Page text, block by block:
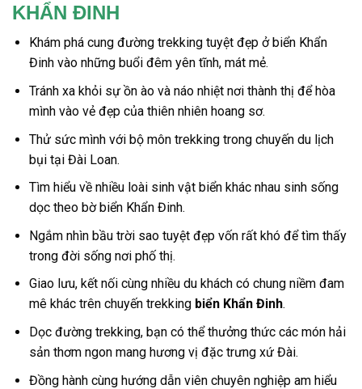
KHẨN ĐINH
Khám phá cung đường trekking tuyệt đẹp ở biển Khẩn
Đinh vào những buổi đêm yên tĩnh, mát mẻ.
Tránh xa khỏi sự ồn ào và náo nhiệt nơi thành thị để hòa
mình vào vẻ đẹp của thiên nhiên hoang sơ.
Thử sức mình với bộ môn trekking trong chuyến du lịch
bụitại Đài Loan.
Tìm hiểu về nhiều loài sinh vật biển khác nhau sinh sống
dọc theo bờ biển Khẩn Đinh.
Ngắm nhìn bầu trời sao tuyệt đẹp vốn rất khó để tìm thấy
trong đời sống nơi phố thị.
Giao lưu, kết nối cùng nhiều du khách có chung niềm đam
mê khác trên chuyến trekking biển Khẩn Đinh.
Dọc đường trekking, bạn có thể thưởng thức các món hải
sản thơm ngon mang hương vị đặc trưng xứ Đài.
Đồng hành cùng hướng dẫn viên chuyên nghiệp am hiểu